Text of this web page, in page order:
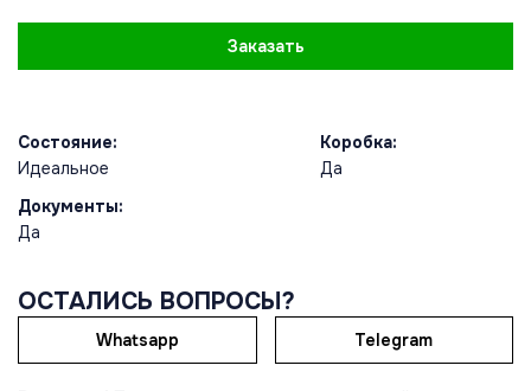
Заказать
Состояние:
Идеальное
Коробка:
Да
Документы:
Да
ОСТАЛИСЬ ВОПРОСЫ?
Whatsapp Telegram